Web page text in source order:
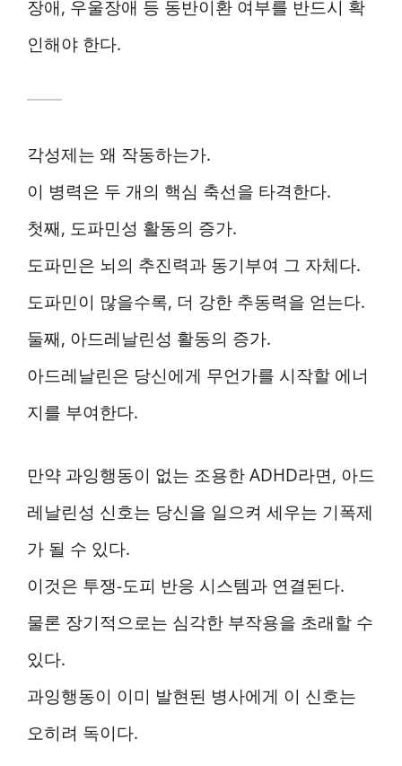
장애, 우울장애 등 동반이환 여부를 반드시 확
인해야 한다.
각성제는 왜 작동하는가.
이 병력은 두 개의 핵심 축선을 타격한다.
첫째, 도파민성 활동의 증가.
도파민은 뇌의 추진력과 동기부여 그 자체다.
도파민이 많을수록, 더 강한 추동력을 얻는다.
둘째, 아드레날린성 활동의 증가.
아드레날린은 당신에게 무언가를 시작할 에너
지를 부여한다.
만약 과잉행동이 없는 조용한 ADHD라면, 아드
레날린성 신호는 당신을 일으켜 세우는 기폭제
가 될 수 있다.
이것은 투쟁-도피 반응 시스템과 연결된다.
물론 장기적으로는 심각한 부작용을 초래할 수
있다.
과잉행동이 이미 발현된 병사에게 이 신호는
오히려 독이다.